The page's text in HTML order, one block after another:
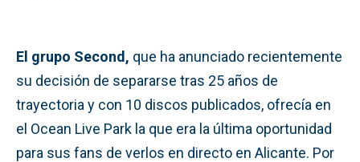
El grupo Second, que ha anunciado recientemente
su decisión de separarse tras 25 años de
trayectoria y con 10 discos publicados, ofrecía en
el Ocean Live Park la que era la última oportunidad
para sus fans de verlos en directo en Alicante. Por